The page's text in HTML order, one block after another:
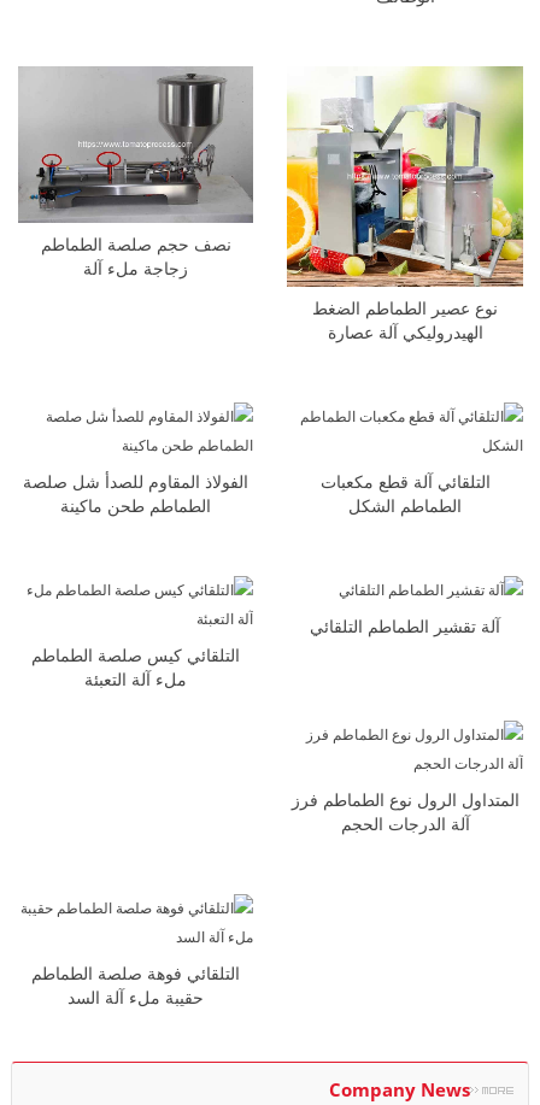
نصف حجم صلصة الطماطم
زجاجة ملء آلة
نوع عصير الطماطم الضغط
الهيدروليكي آلة عصارة
الفولاذ المقاوم للصدأ شل صلصة
الطماطم طحن ماكينة
التلقائي آلة قطع مكعبات
الطماطم الشكل
التلقائي كيس صلصة الطماطم
ملء آلة التعبئة
آلة تقشير الطماطم التلقائي
المتداول الرول نوع الطماطم فرز
آلة الدرجات الحجم
التلقائي فوهة صلصة الطماطم
حقيبة ملء آلة السد
Company News